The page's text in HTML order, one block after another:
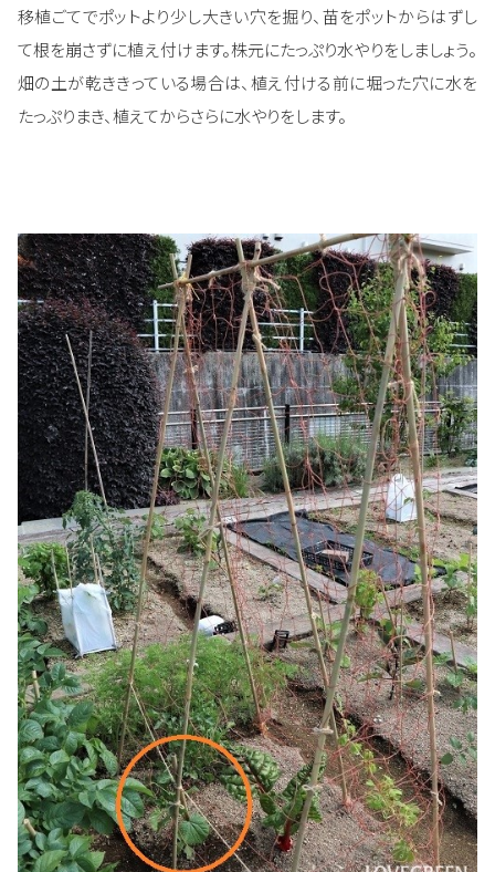
移植ごてでポットより少し大きい穴を掘り、苗をポットからはずし
て根を崩さずに植え付けます。株元にたっぷり水やりをしましょう。
畑の土が乾ききっている場合は、植え付ける前に堀った穴に水を
たっぷりまき、植えてからさらに水やりをします。